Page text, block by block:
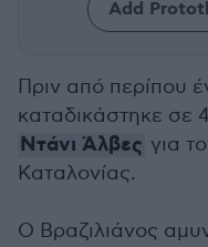
Add
Πριν από περίπου
καταδικάστηκε σε
Ντάνι Άλβες για
Καταλονίας.
Ο Βραζιλιάνος